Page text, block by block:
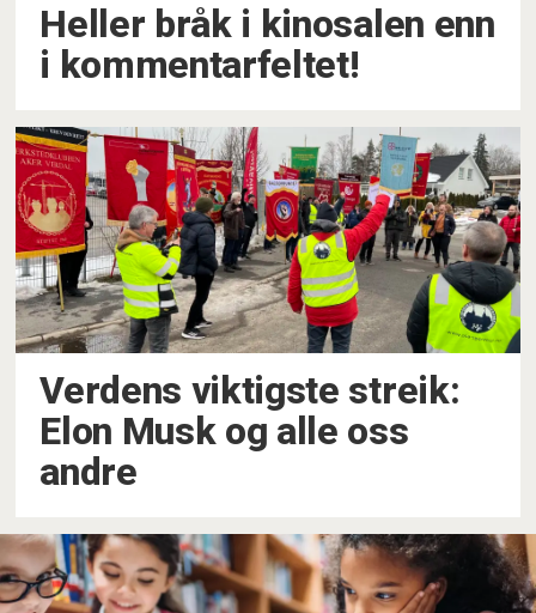
Heller bråk i kinosalen enn
i kommentarfeltet!
Verdens viktigste streik:
Elon Musk og alle oss
andre